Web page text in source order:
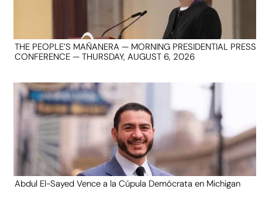
THE PEOPLE’S MAÑANERA — MORNING PRESIDENTIAL PRESS
CONFERENCE — THURSDAY, AUGUST 6, 2026
Abdul El-Sayed Vence a la Cúpula Demócrata en Michigan